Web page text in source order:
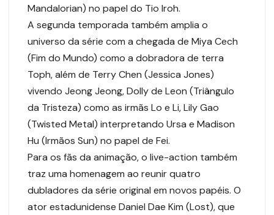
Mandalorian) no papel do Tio Iroh.
A segunda temporada também amplia o
universo da série com a chegada de Miya Cech
(Fim do Mundo) como a dobradora de terra
Toph, além de Terry Chen (Jessica Jones)
vivendo Jeong Jeong, Dolly de Leon (Triângulo
da Tristeza) como as irmãs Lo e Li, Lily Gao
(Twisted Metal) interpretando Ursa e Madison
Hu (Irmãos Sun) no papel de Fei.
Para os fãs da animação, o live-action também
traz uma homenagem ao reunir quatro
dubladores da série original em novos papéis. O
ator estadunidense Daniel Dae Kim (Lost), que